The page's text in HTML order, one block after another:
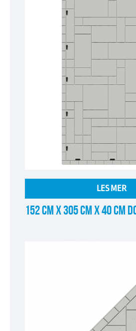
LES MER
152 CM X 305 CM X 40 CM